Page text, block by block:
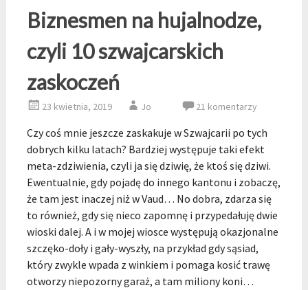
Biznesmen na hujalnodze,
czyli 10 szwajcarskich
zaskoczeń
23 kwietnia, 2019 Jo 21 komentarzy
Czy coś mnie jeszcze zaskakuje w Szwajcarii po tych
dobrych kilku latach? Bardziej występuje taki efekt
meta-zdziwienia, czyli ja się dziwię, że ktoś się dziwi.
Ewentualnie, gdy pojadę do innego kantonu i zobaczę,
że tam jest inaczej niż w Vaud… No dobra, zdarza się
to również, gdy się nieco zapomnę i przypedałuję dwie
wioski dalej. A i w mojej wiosce występują okazjonalne
szczęko-doły i gały-wyszły, na przykład gdy sąsiad,
który zwykle wpada z winkiem i pomaga kosić trawę
otworzy niepozorny garaż, a tam miliony koni…